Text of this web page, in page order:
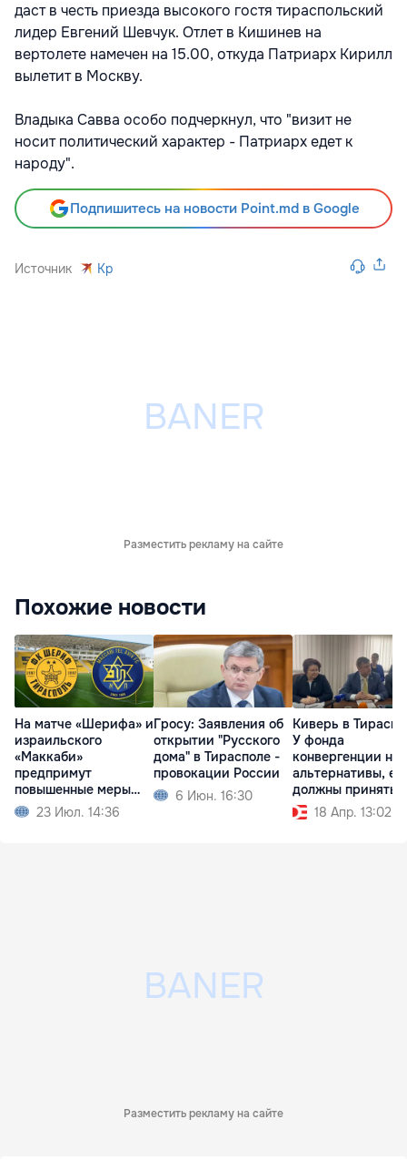
даст в честь приезда высокого гостя тираспольский
лидер Евгений Шевчук. Отлет в Кишинев на
вертолете намечен на 15.00, откуда Патриарх Кирилл
вылетит в Москву.
Владыка Савва особо подчеркнул, что "визит не
носит политический характер - Патриарх едет к
народу".
Подпишитесь на новости Point.md в Google
Источник Kp
Разместить рекламу на сайте
Похожие новости
На матче «Шерифа» и
израильского
«Маккаби»
предпримут
повышенные меры
безопасности
23 Июл. 14:36
Гросу: Заявления об
открытии "Русского
дома" в Тирасполе -
провокации России
6 Июн. 16:30
Киверь в
У фонда
конвергенции нет
альтернативы,
должны принять
18 Апр. 13:02
Разместить рекламу на сайте